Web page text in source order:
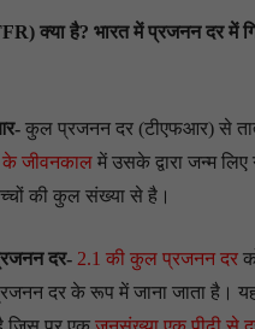
क्या है? भारत में प्रजनन दर में
कुल प्रजनन दर (टीएफआर) से
के जीवनकाल में उसके द्वारा जन्म लिए
की कुल संख्या से है।
दर- 2.1 की कुल प्रजनन दर
दर के रूप में जाना जाता है।